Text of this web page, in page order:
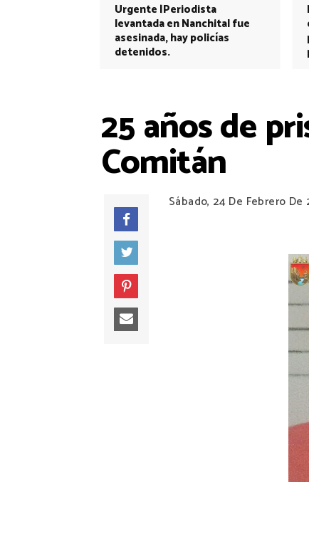
Urgente |Periodista
levantada en Nanchital fue
asesinada, hay policías
detenidos.
25 años de
Comitán
Sábado, 24 De Febrero De